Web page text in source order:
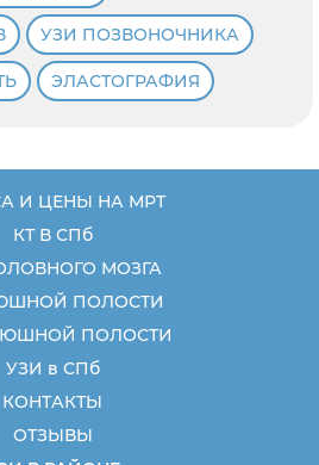
УЗИ ПОЗВОНОЧНИКА
ЭЛАСТОГРАФИЯ
И ЦЕНЫ НА МРТ
КТ В СПб
МОЗГА
ПОЛОСТИ
ПОЛОСТИ
УЗИ в СПб
КОНТАКТЫ
ОТЗЫВЫ